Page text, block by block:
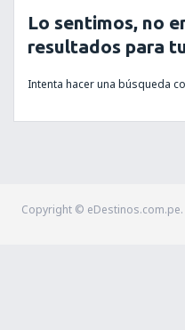
Lo sentimos, no
resultados para
Intenta hacer una búsqueda
Copyright ©